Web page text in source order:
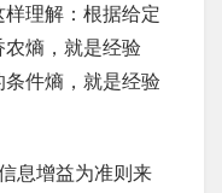
理解：根据给定
熵，就是经验
件熵，就是经验
息增益为准则来